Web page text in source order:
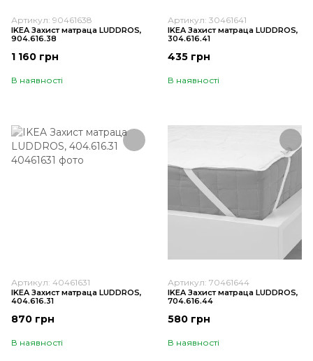
Артикул: 90461638
IKEA Захист матраца LUDDROS,
904.616.38
1 160 грн
В наявності
Артикул: 30461641
IKEA Захист матраца LUDDROS,
304.616.41
435 грн
В наявності
Артикул: 40461631
IKEA Захист матраца LUDDROS,
404.616.31
870 грн
В наявності
Артикул: 70461644
IKEA Захист матраца LUDDROS,
704.616.44
580 грн
В наявності